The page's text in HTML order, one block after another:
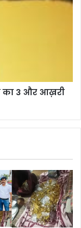
का 3 और आख़री